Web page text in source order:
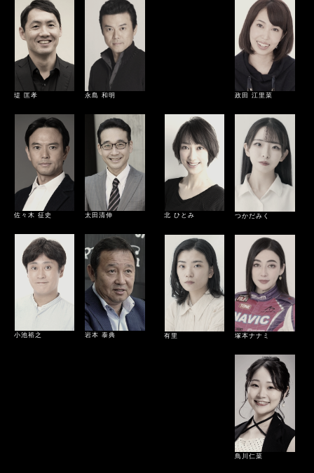
堤 匡孝 永島 和明
佐々木 征史 太田清伸
小池裕之 岩本 泰典
政田 江里菜
北 ひとみ つかだみく
有里 塚本ナナミ
鳥川仁菜